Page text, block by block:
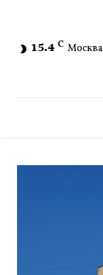
15.4 C Москва